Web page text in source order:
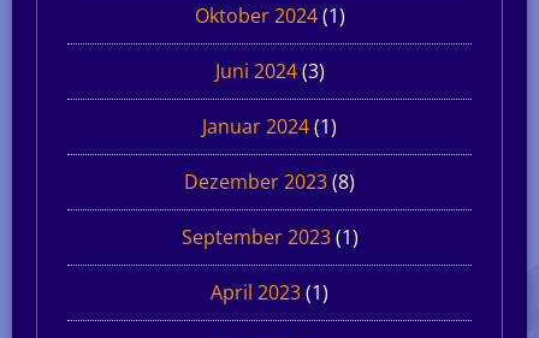
Oktober 2024(1)
Juni 2024(3)
Januar 2024(1)
Dezember 2023(8)
September 2023(1)
April 2023(1)